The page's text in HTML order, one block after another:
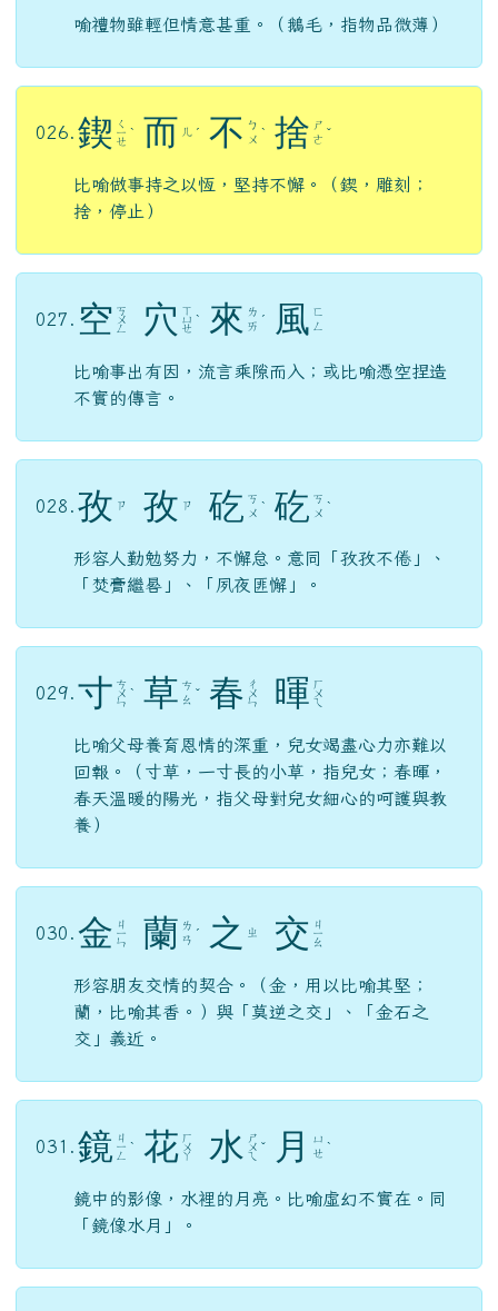
喻禮物雖輕但情意甚重。（鵝毛，指物品微薄）
026. 鍥 ㄑ
ㄧ
ㄝ
ˋ 而 ㄦ ˊ 不 ㄅ
ㄨ ˋ 捨 ㄕ
ㄜ ˇ
比喻做事持之以恆，堅持不懈。（鍥，雕刻；
捨，停止）
027. 空 ㄎ
ㄨ
ㄥ 穴 ㄒ
ㄩ
ㄝ
ˋ 來 ㄌ
ㄞ ˊ 風 ㄈ
ㄥ
比喻事出有因，流言乘隙而入；或比喻憑空捏造
不實的傳言。
028. 孜 ㄗ 孜 ㄗ 矻 ㄎ
ㄨ ˋ 矻 ㄎ
ㄨ ˋ
形容人勤勉努力，不懈怠。意同「孜孜不倦」、
「焚膏繼晷」、「夙夜匪懈」。
029. 寸 ㄘ
ㄨ
ㄣ
ˋ 草 ㄘ
ㄠ ˇ 春 ㄔ
ㄨ
ㄣ 暉 ㄏ
ㄨ
ㄟ
比喻父母養育恩情的深重，兒女竭盡心力亦難以
回報。（寸草，一寸長的小草，指兒女；春暉，
春天溫暖的陽光，指父母對兒女細心的呵護與教
養）
030. 金 ㄐ
ㄧ
ㄣ 蘭 ㄌ
ㄢ ˊ 之 ㄓ 交 ㄐ
ㄧ
ㄠ
形容朋友交情的契合。（金，用以比喻其堅；
蘭，比喻其香。）與「莫逆之交」、「金石之
交」義近。
031. 鏡 ㄐ
ㄧ
ㄥ
ˋ 花 ㄏ
ㄨ
ㄚ 水 ㄕ
ㄨ
ㄟ
ˇ 月
ㄩ
ㄝ ˋ
鏡中的影像，水裡的月亮。比喻虛幻不實在。同
「鏡像水月」。